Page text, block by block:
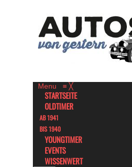
Menu ≡ ╳
STARTSEITE
OLDTIMER
AB 1941
BIS 1940
YOUNGTIMER
EVENTS
WISSENWERT